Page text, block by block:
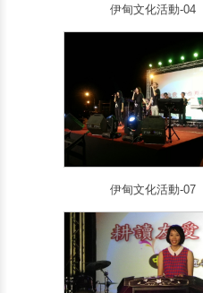
伊甸文化活動-04
伊甸文化活動-07